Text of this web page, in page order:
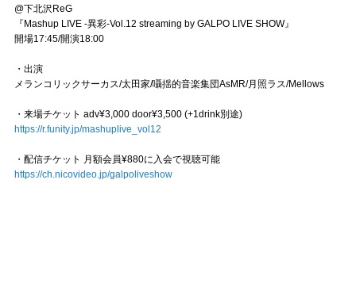
@下北沢ReG
『Mashup LIVE -異彩-Vol.12 streaming by GALPO LIVE SHOW』
開場17:45/開演18:00
・出演
メランコリックサーカス/太田家/囁揺的音楽集団AsMR/月照ラス/Mellows
・来場チケット adv¥3,000 door¥3,500 (+1drink別途)️
https://r.funity.jp/mashuplive_vol12
・配信チケット 月額会員¥880に入会で視聴可能
https://ch.nicovideo.jp/galpoliveshow